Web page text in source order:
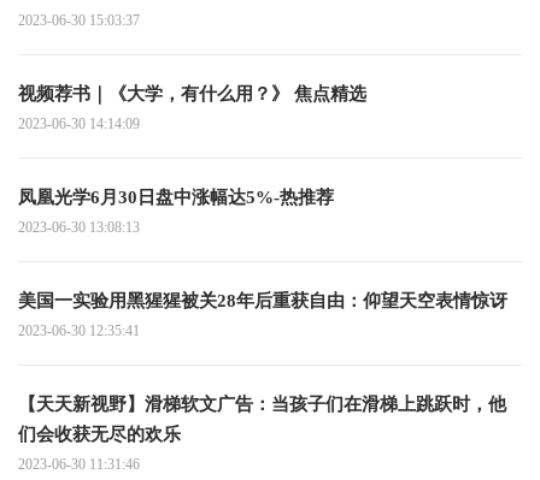
2023-06-30 15:03:37
视频荐书｜《大学，有什么用？》 焦点精选
2023-06-30 14:14:09
凤凰光学6月30日盘中涨幅达5%-热推荐
2023-06-30 13:08:13
美国一实验用黑猩猩被关28年后重获自由：仰望天空表情惊讶
2023-06-30 12:35:41
【天天新视野】滑梯软文广告：当孩子们在滑梯上跳跃时，他
们会收获无尽的欢乐
2023-06-30 11:31:46